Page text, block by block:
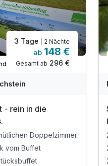
3 Tage | 2 Nächte
ab 148 €
Gesamt ab 296 €
Doppelzimmer
vom Buffet